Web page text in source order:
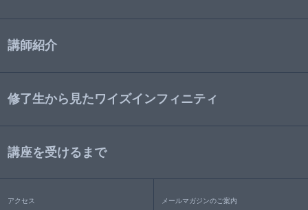
講師紹介
修了生から見たワイズインフィニティ
講座を受けるまで
アクセス メールマガジンのご案内